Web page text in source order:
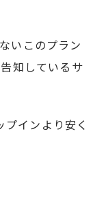
いこのプラン
知しているサ
インより安く